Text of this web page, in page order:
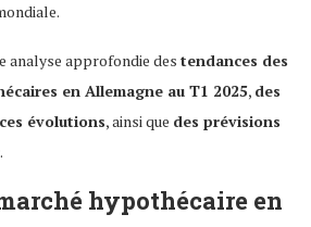
analyse approfondie des tendances des
en Allemagne au T1 2025, des
évolutions, ainsi que des prévisions
.
hypothécaire en